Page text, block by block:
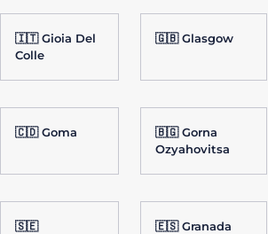
🇮🇹 Gioia Del
Colle
🇬🇧 Glasgow
🇨🇩 Goma
🇧🇬 Gorna
Ozyahovitsa
🇸🇪
🇪🇸 Granada